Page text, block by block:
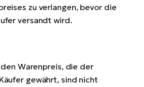
zu verlangen, bevor die
versandt wird.
Warenpreis, die der
gewährt, sind nicht